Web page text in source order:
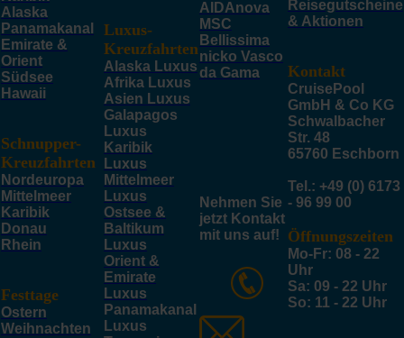
Alaska
Panamakanal
Emirate &
Orient
Südsee
Hawaii
Schnupper-
Kreuzfahrten
Nordeuropa
Mittelmeer
Karibik
Donau
Rhein
Festtage
Ostern
Weihnachten
Luxus-
Kreuzfahrten
Alaska Luxus
Afrika Luxus
Asien Luxus
Galapagos
Luxus
Karibik
Luxus
Mittelmeer
Luxus
Ostsee &
Baltikum
Luxus
Orient &
Emirate
Luxus
Panamakanal
Luxus
AIDAnova
MSC
Bellissima
nicko Vasco
da Gama
Nehmen Sie
jetzt Kontakt
mit uns auf!
Reisegutscheine
& Aktionen
Kontakt
CruisePool
GmbH & Co KG
Schwalbacher
Str. 48
65760 Eschborn
Tel.: +49 (0) 6173
- 96 99 00
Öffnungszeiten
Mo-Fr: 08 - 22
Uhr
Sa: 09 - 22 Uhr
So: 11 - 22 Uhr